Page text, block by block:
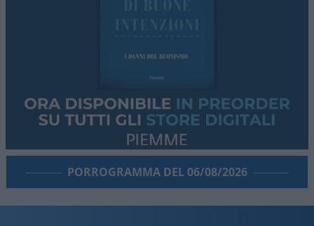
PORROGRAMMA DEL 06/08/2026